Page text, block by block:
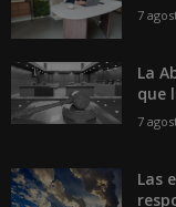
7
La
que
7
Las